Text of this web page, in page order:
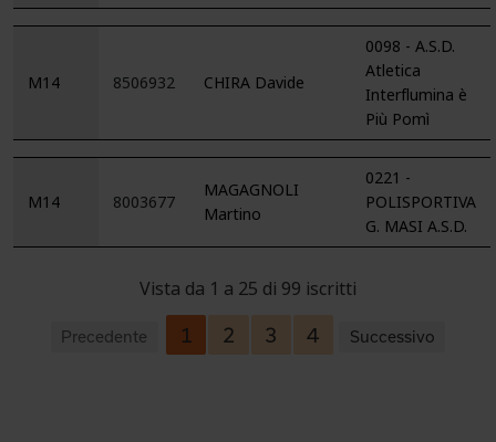
M14 8506932 CHIRA Davide
0098 - A.S.D.
Atletica
Interflumina è
Più Pomì
M14 8003677
MAGAGNOLI
Martino
0221 -
POLISPORTIVA
G. MASI A.S.D.
Vista da 1 a 25 di 99 iscritti
Precedente 1 2 3 4 Successivo